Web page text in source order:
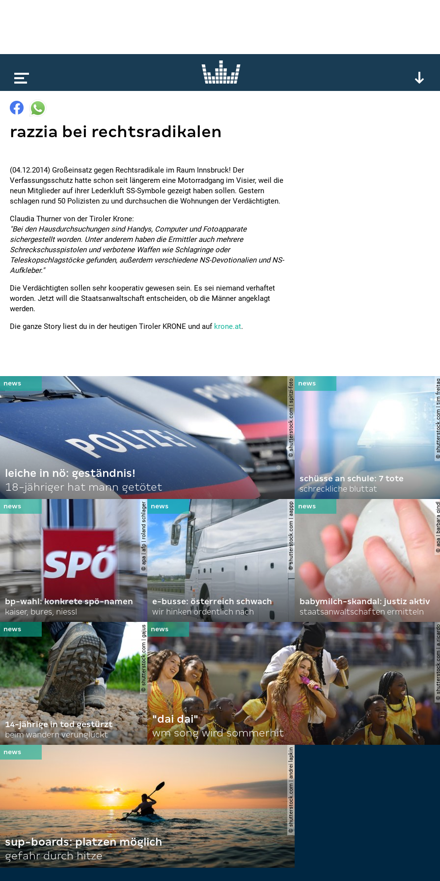
razzia bei rechtsradikalen
(04.12.2014) Großeinsatz gegen Rechtsradikale im Raum Innsbruck! Der
Verfassungsschutz hatte schon seit längerem eine Motorradgang im Visier, weil die
neun Mitglieder auf ihrer Lederkluft SS-Symbole gezeigt haben sollen. Gestern
schlagen rund 50 Polizisten zu und durchsuchen die Wohnungen der Verdächtigten.
Claudia Thurner von der Tiroler Krone:
"Bei den Hausdurchsuchungen sind Handys, Computer und Fotoapparate
sichergestellt worden. Unter anderem haben die Ermittler auch mehrere
Schreckschusspistolen und verbotene Waffen wie Schlagringe oder
Teleskopschlagstöcke gefunden, außerdem verschiedene NS-Devotionalien und NS-
Aufkleber."
Die Verdächtigten sollen sehr kooperativ gewesen sein. Es sei niemand verhaftet
worden. Jetzt will die Staatsanwaltschaft entscheiden, ob die Männer angeklagt
werden.
Die ganze Story liest du in der heutigen Tiroler KRONE und auf krone.at.
© shutterstock.com | spitzi-foto
leiche in nö: geständnis!
18-jähriger hat mann getötet
©
schüsse an schule: 7 tote
schreckliche bluttat
© apa | afp | roland schlager
bp-wahl: konkrete spö-namen
kaiser, bures, niessl
© shutterstock.com | aappp
e-busse: österreich schwach
wir hinken ordentlich nach
© apa |
babymilch-skandal: justiz aktiv
staatsanwaltschaften ermitteln
© shutterstock.com | gajus
14-jährige in tod gestürzt
beim wandern verunglückt
©
"dai dai"
wm song wird sommerhit
© shutterstock.com | andrei lapkin
sup-boards: platzen möglich
gefahr durch hitze